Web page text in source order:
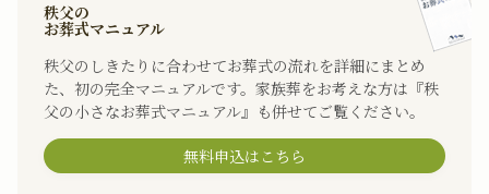
秩父の
お葬式マニュアル
秩父のしきたりに合わせてお葬式の流れを詳細にまとめ
た、初の完全マニュアルです。家族葬をお考えな方は『秩
父の小さなお葬式マニュアル』も併せてご覧ください。
無料申込はこちら